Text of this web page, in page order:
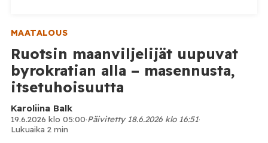
MAATALOUS
Ruotsin maanviljelijät uupuvat
byrokratian alla – masennusta,
itsetuhoisuutta
Karoliina Balk
19.6.2026 klo 05:00·Päivitetty 18.6.2026 klo 16:51·
Lukuaika 2 min